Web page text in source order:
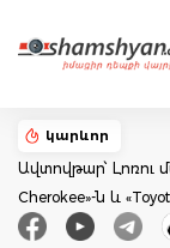
կարևոր
Ավտովթար՝ Լոռու
Cherokee»-ն և